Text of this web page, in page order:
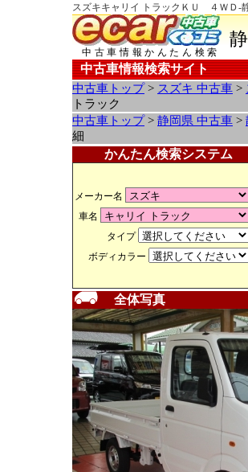
スズキキャリイ トラックＫＵ ４ＷＤ-
中古車情報かんたん検索
中古車情報検索サイト
中古車トップ> スズキ 中古車 >
トラック
中古車トップ> 静岡県 中古車 >
細
かんたん検索システム
メーカー名
車名
タイプ
ボディカラー
全体写真